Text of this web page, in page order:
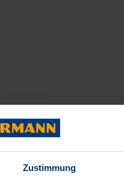
Zustimmung